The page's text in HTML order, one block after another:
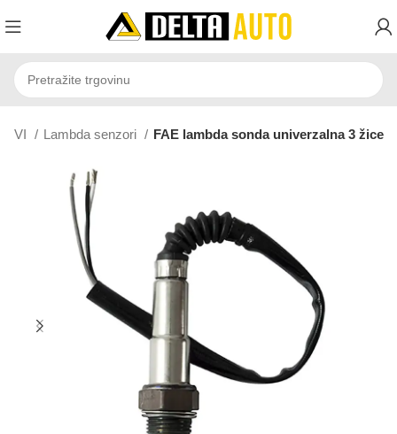
Lambda senzori FAE lambda sonda univerzalna 3 žice